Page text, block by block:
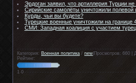
Эрдоган заявил, что артиллерия Турции
Сирийские самолёты уничтожили полевой
Курды, чьи вы будете?
Турецкие военные уничтожили на границе
СМИ: Западная коалиция с участием
Категория: Военная политика / new |Просмотров: 660 |
Рейтинг:
1 0